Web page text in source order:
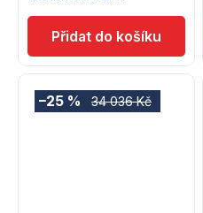
34 036 Kč
–25 %